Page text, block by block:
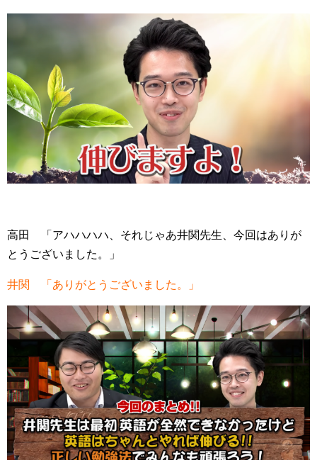
高田 「アハハハハ、それじゃあ井関先生、今回はありが
とうございました。」
井関 「ありがとうございました。」